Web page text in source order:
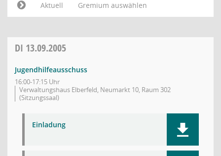
Aktuell
Gremium auswählen
DI 13.09.2005
Jugendhilfeausschuss
16:00-17:15 Uhr
Verwaltungshaus Elberfeld, Neumarkt 10, Raum 302
(Sitzungssaal)
Einladung